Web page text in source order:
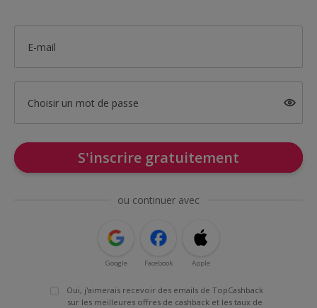
E-mail
Choisir un mot de passe
S'inscrire gratuitement
ou continuer avec
Google Facebook Apple
Oui, j'aimerais recevoir des emails de TopCashback
sur les meilleures offres de cashback et les taux de